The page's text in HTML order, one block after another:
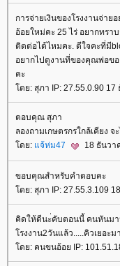
การจ่ายเงินของโรงงานจ่าย
อ้อยใหม่คะ 25 ไร่ อยากทร
ติดต่อได้ไหมคะ. ดีใจคะที่มี
อยากไปดูงานที่ของคุณพ่อข
คะ
ดย: สุภา IP: 27.55.0.90 17
ตอบคุณ สุภา
ลองถามเกษตรกรใกล้เคียง
ดย: จ้ห่ม47 18 ธันวา
ขอบคุณสำหรับคำตอบคะ
ดย: สุภา IP: 27.55.3.109
คิดให้ดีนะ่คับตอนนี้ คนหันมา
รงงาน2วันแล้ว.....คิวเยอะม
ดย: คนขนอ้อย IP: